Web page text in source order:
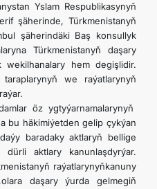
Yslam Respublikasynyň
şäherinde, Türkmenistanyň
şäherindäki Baş konsullyk
Türkmenistanyň daşary
wekilhanalary hem degişlidir.
we raýatlarynyň
öz ygtyýarnamalarynyň
bu häkimiýetden gelip çykýan
baradaky aktlaryň bellige
dürli aktlary kanunlaşdyrýar.
raýatlarynyňkanuny
daşary ýurda gelmegiň